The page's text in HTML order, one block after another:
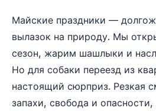
Майские праздники —
вылазок на природу. Мы
сезон, жарим шашлыки и
Но для собаки переезд из
настоящий сюрприз. Резкая
запахи, свобода и